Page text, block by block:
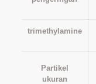
trimethylamine
Partikel
ukuran